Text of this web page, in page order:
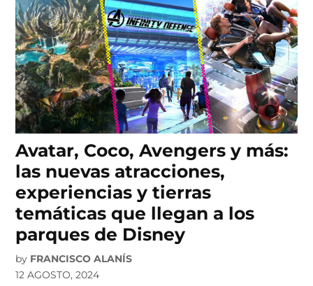
Avatar, Coco, Avengers y más:
las nuevas atracciones,
experiencias y tierras
temáticas que llegan a los
parques de Disney
by FRANCISCO ALANÍS
12 AGOSTO, 2024